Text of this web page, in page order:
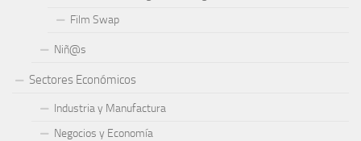
Film Swap
Niñ@s
Sectores Económicos
Industria y Manufactura
Negocios y Economía